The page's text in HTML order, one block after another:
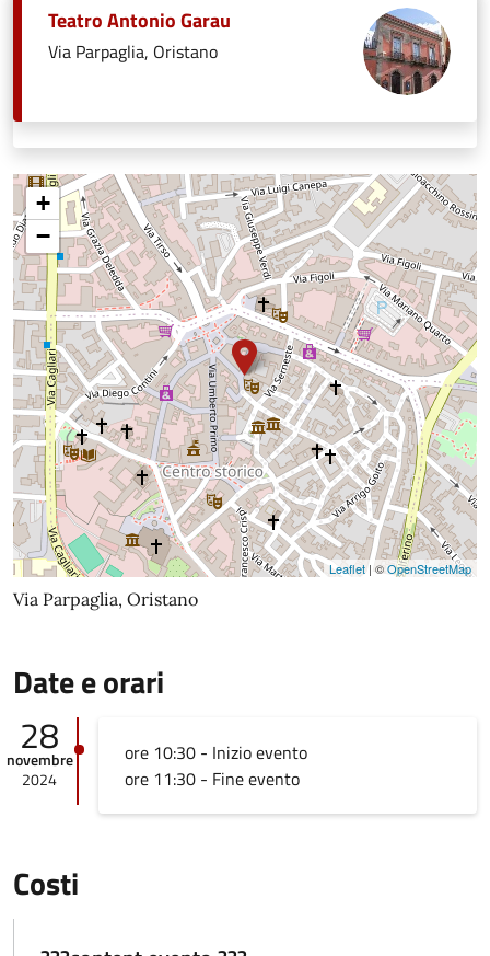
Teatro Antonio Garau
Via Parpaglia, Oristano
+
−
Leaflet| ©OpenStreetMap
Via Parpaglia, Oristano
Date e orari
28
novembre
2024
ore 10:30 - Inizio evento
ore 11:30 - Fine evento
Costi